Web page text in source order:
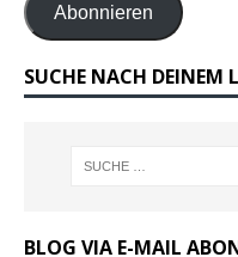
Abonnieren
SUCHE NACH DEINEM
BLOG VIA E-MAIL